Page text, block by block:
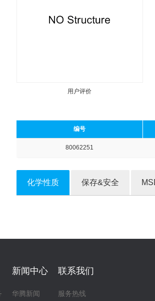
用户评价
编号
80062251
化学性质 保存&安全
新闻中心
华腾新闻
联系我们
服务热线